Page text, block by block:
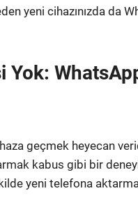
yeni cihazınızda da
Yok:
geçmek heyecan
kabus gibi bir
yeni telefona